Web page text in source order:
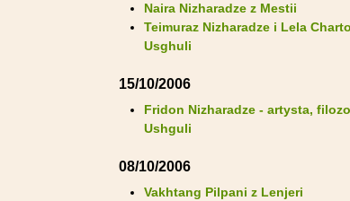
Naira Nizharadze z Mestii
Teimuraz Nizharadze i Lela
Usghuli
15/10/2006
Fridon Nizharadze - artysta,
Ushguli
08/10/2006
Vakhtang Pilpani z Lenjeri